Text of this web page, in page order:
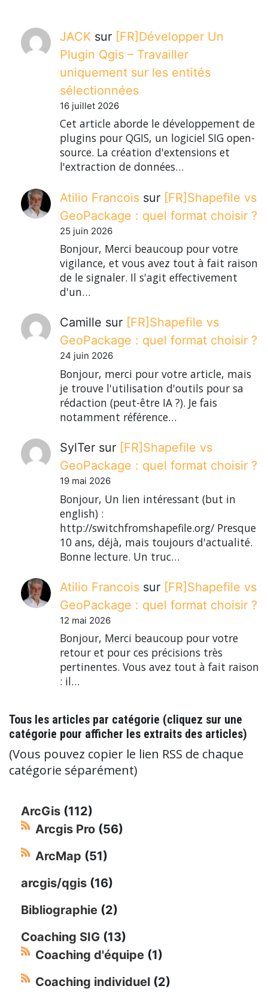
JACK sur [FR]Développer Un
Plugin Qgis – Travailler
uniquement sur les entités
sélectionnées
16 juillet 2026
Cet article aborde le développement de
plugins pour QGIS, un logiciel SIG open-
source. La création d'extensions et
l'extraction de données…
Atilio Francois sur [FR]Shapefile vs
GeoPackage : quel format choisir ?
25 juin 2026
Bonjour, Merci beaucoup pour votre
vigilance, et vous avez tout à fait raison
de le signaler. Il s'agit effectivement
d'un…
Camille sur
[FR]Shapefile vs
GeoPackage : quel format choisir ?
24 juin 2026
Bonjour, merci pour votre article, mais
je trouve l'utilisation d'outils pour sa
rédaction (peut-être IA ?). Je fais
notamment référence…
SylTer sur [FR]Shapefile vs
GeoPackage : quel format choisir ?
19 mai 2026
Bonjour, Un lien intéressant (but in
english) :
http://switchfromshapefile.org/ Presque
10 ans, déjà, mais toujours d'actualité.
Bonne lecture. Un truc…
Atilio Francois sur [FR]Shapefile vs
GeoPackage : quel format choisir ?
12 mai 2026
Bonjour, Merci beaucoup pour votre
retour et pour ces précisions très
pertinentes. Vous avez tout à fait raison
: il…
Tous les articles par catégorie (cliquez sur une
catégorie pour afficher les extraits des articles)
(Vous pouvez copier le lien RSS de chaque
catégorie séparément)
ArcGis (112)
Arcgis Pro (56)
ArcMap (51)
arcgis/qgis (16)
Bibliographie (2)
Coaching SIG (13)
Coaching d'équipe (1)
Coaching individuel (2)